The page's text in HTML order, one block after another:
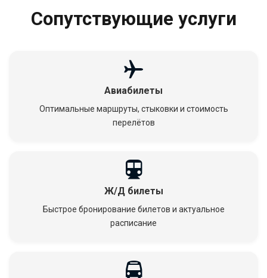
Сопутствующие услуги
Авиабилеты
Оптимальные маршруты, стыковки и стоимость
перелётов
Ж/Д билеты
Быстрое бронирование билетов и актуальное
расписание